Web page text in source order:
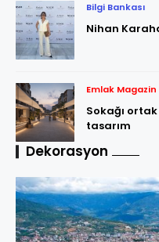
Bilgi Bankası
Nihan
Emlak Magazin
Sokağı
tasarım
Dekorasyon